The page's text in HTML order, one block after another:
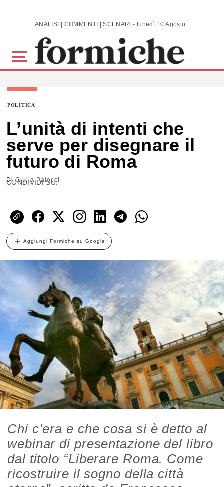
Skip to main content ANALISI | COMMENTI | SCENARI - lunedì 10 Agosto 2026
POLITICA
L’unità di intenti che
serve per disegnare il
futuro di Roma
DiGiulia Palocci
CONDIVIDI SU:
Aggiungi Formiche su Google
Chi c’era e che cosa si è detto al
webinar di presentazione del libro
dal titolo “Liberare Roma. Come
ricostruire il sogno della città